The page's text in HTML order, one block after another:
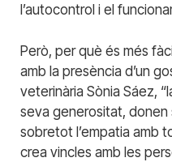
l’autocontrol i el
Però, per què és més
amb la presència d’un
veterinària Sònia Sáez,
seva generositat, donen
sobretot l’empatia amb
crea vincles amb les